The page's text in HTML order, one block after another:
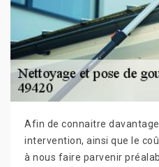
Afin de connaitre
intervention, ainsi que le
à nous faire parvenir